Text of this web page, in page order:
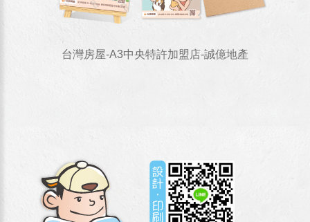
台灣房屋-A3中央特許加盟店-誠億地產